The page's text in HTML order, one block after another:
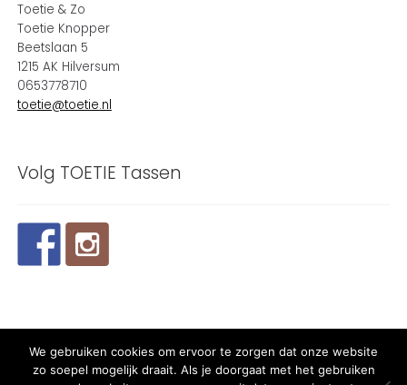
Toetie & Zo
Toetie Knopper
Beetslaan 5
1215 AK Hilversum
0653778710
toetie@toetie.nl
Volg TOETIE Tassen
© 2024 TOETIE Tassen - Powered and maintained by
We gebruiken cookies om ervoor te zorgen dat onze website
zo soepel mogelijk draait. Als je doorgaat met het gebruiken